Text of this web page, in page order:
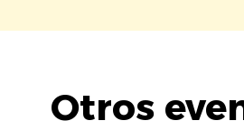
Otros